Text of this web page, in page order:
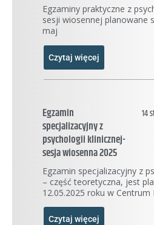
Egzaminy praktyczne z
sesji wiosennej planowane
maj
Czytaj więcej
Egzamin
specjalizacyjny z
psychologii klinicznej-
sesja wiosenna 2025
14
Egzamin specjalizacyjny z
– część teoretyczna, jest
12.05.2025 roku w Centrum
Czytaj więcej